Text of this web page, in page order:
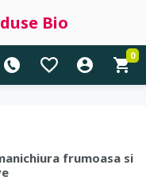
Bio
0
frumoasa si